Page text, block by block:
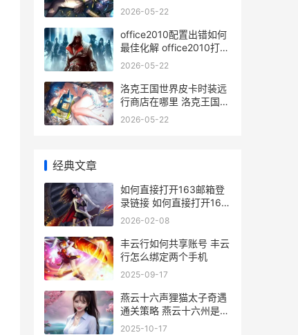
2026-05-22
office2010配置出错如何
最佳化解 office2010打开
时老是配置
2026-05-22
洛克王国世界皮卡时装远
行商店在哪里 洛克王国皮
肤是什么意思
2026-05-22
经典文章
如何直接打开163邮箱登
录链接 如何直接打开163
邮箱
2026-02-08
丰云行如何共享账号 丰云
行怎么绑定两个手机
2025-09-17
燕云十六声狸猫太子奇遇
通关策略 燕云十六州是哪
个朝代的事
2025-10-17